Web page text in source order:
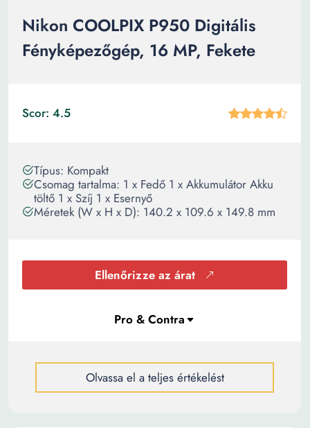
Nikon COOLPIX P950 Digitális
Fényképezőgép, 16 MP, Fekete
Scor: 4.5
Típus: Kompakt
Csomag tartalma: 1 x Fedő 1 x Akkumulátor Akku
töltő 1 x Szíj 1 x Esernyő
Méretek (W x H x D): 140.2 x 109.6 x 149.8 mm
Ellenőrizze az árat
Olvassa el a teljes értékelést